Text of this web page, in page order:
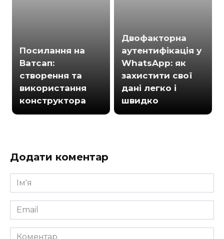
Посилання на
Ватсап:
створення та
використання
конструктора
Двофакторна
аутентифікація у
WhatsApp: як
захистити свої
дані легко і
швидко
Додати коментар
Ім'я
*
Email
*
Коментар